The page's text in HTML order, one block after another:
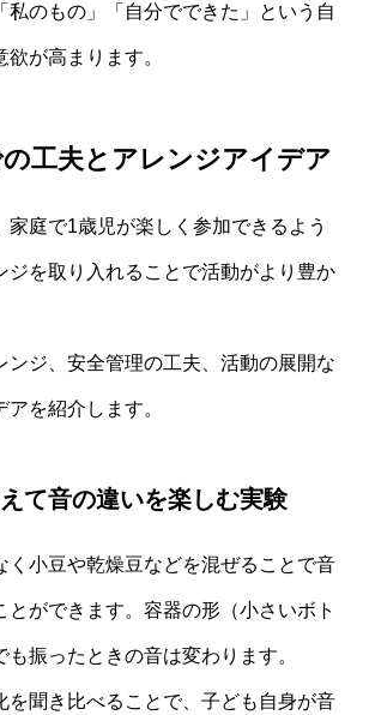
私のもの」「自分でできた」という自
が高まります。
工夫とアレンジアイデア
家庭で1歳児が楽しく参加できるよう
ジを取り入れることで活動がより豊か
ンジ、安全管理の工夫、活動の展開な
を紹介します。
て音の違いを楽しむ実験
く小豆や乾燥豆などを混ぜることで音
とができます。容器の形（小さいボト
も振ったときの音は変わります。
を聞き比べることで、子ども自身が音